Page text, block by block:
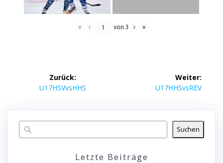
« ‹ von 3 › »
Beitrags-
Navigation
Zurück:
Vorheriger
U17HSVvsHHS
Weiter:
Nächster
U17HHSvsREV
Suchen
Letzte Beiträge